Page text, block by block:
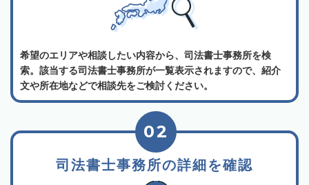
希望のエリアや相談したい内容から、司法書士事務所を検
索。該当する司法書士事務所が一覧表示されますので、紹介
文や所在地などで相談先をご検討ください。
司法書士事務所の詳細を確認
02